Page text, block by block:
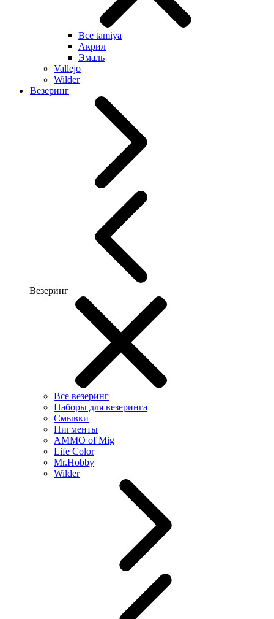
Все tamiya
Акрил
Эмаль
Vallejo
Wilder
Везеринг
Везеринг
Все везеринг
Наборы для везеринга
Смывки
Пигменты
AMMO of Mig
Life Color
Mr.Hobby
Wilder